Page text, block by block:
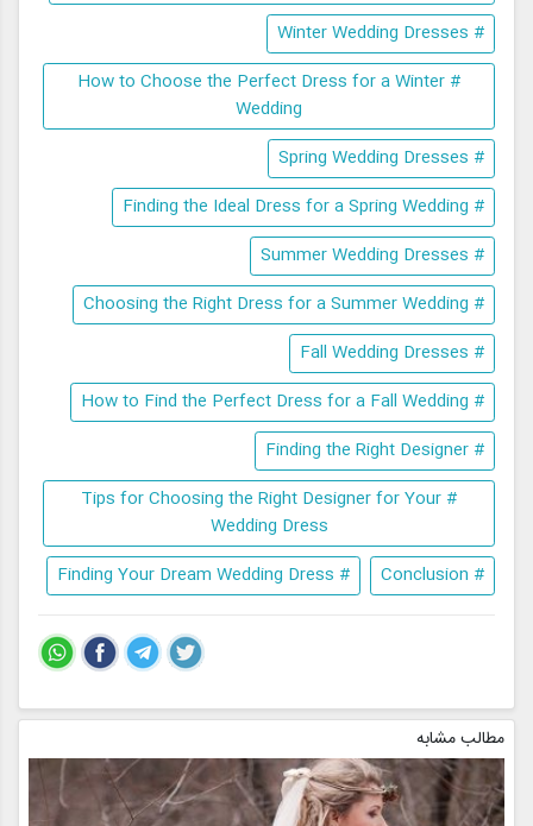
# Winter Wedding Dresses
# How to Choose the Perfect Dress for a Winter
Wedding
# Spring Wedding Dresses
# Finding the Ideal Dress for a Spring Wedding
# Summer Wedding Dresses
# Choosing the Right Dress for a Summer Wedding
# Fall Wedding Dresses
# How to Find the Perfect Dress for a Fall Wedding
# Finding the Right Designer
# Tips for Choosing the Right Designer for Your
Wedding Dress
# Conclusion
# Finding Your Dream Wedding Dress
مطالب مشابه